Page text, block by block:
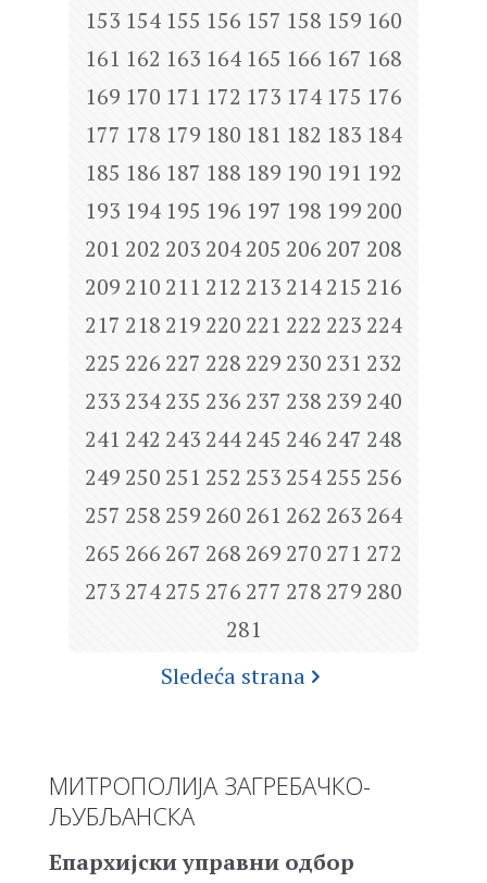
153 154 155 156 157 158 159 160
161 162 163 164 165 166 167 168
169 170 171 172 173 174 175 176
177 178 179 180 181 182 183 184
185 186 187 188 189 190 191 192
193 194 195 196 197 198 199 200
201 202 203 204205 206 207 208
209 210 211 212 213 214215 216
217 218 219 220 221 222 223 224
225 226 227 228 229 230 231 232
233 234235 236 237 238 239 240
241 242 243 244245 246 247 248
249 250 251 252 253 254255 256
257 258 259 260 261 262 263 264
265 266 267 268 269 270 271 272
273 274275 276 277 278 279 280
281
Sledeća strana
МИТРОПОЛИЈА ЗАГРЕБАЧКО-
ЉУБЉАНСКА
Епархијски управни одбор